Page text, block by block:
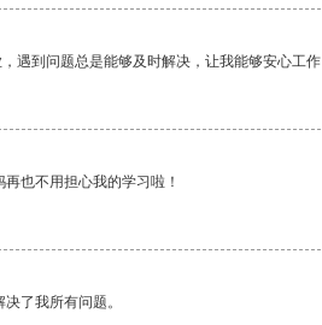
遇到问题总是能够及时解决，让我能够安心工
也不用担心我的学习啦！
了我所有问题。